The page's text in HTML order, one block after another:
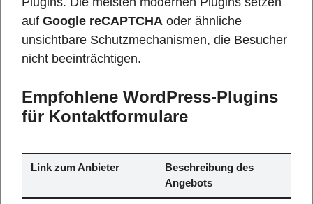
auf Google reCAPTCHA oder ähnliche
unsichtbare Schutzmechanismen, die Besucher
nicht beeinträchtigen.
Empfohlene WordPress-Plugins
für Kontaktformulare
Link zum Anbieter
Beschreibung des
Angebots